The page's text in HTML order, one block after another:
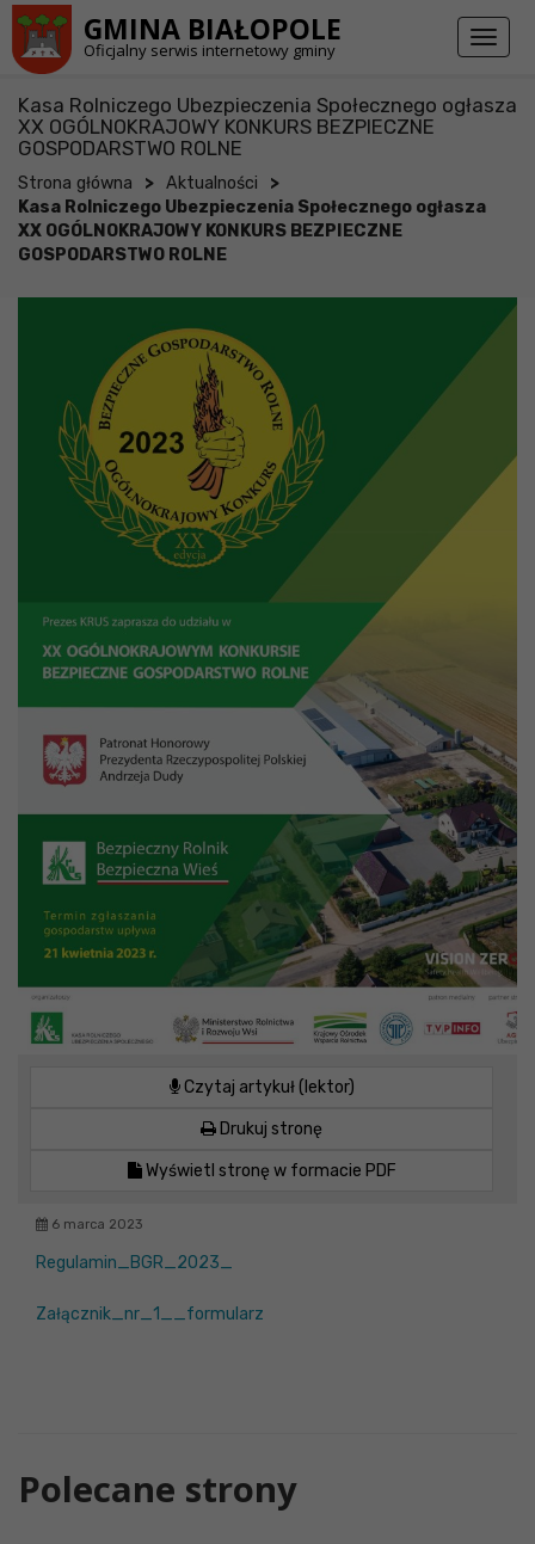
GMINA BIAŁOPOLE
Oficjalny serwis internetowy gminy
Toggle
Kasa Rolniczego Ubezpieczenia Społecznego ogłasza
XX OGÓLNOKRAJOWY KONKURS BEZPIECZNE
GOSPODARSTWO ROLNE
Strona główna > Aktualności >
Kasa Rolniczego Ubezpieczenia Społecznego ogłasza
XX OGÓLNOKRAJOWY KONKURS BEZPIECZNE
GOSPODARSTWO ROLNE
Czytaj artykuł (lektor)
Drukuj stronę
Wyświetl stronę w formacie PDF
6 marca 2023
Regulamin_BGR_2023_
Załącznik_nr_1__formularz
Polecane strony